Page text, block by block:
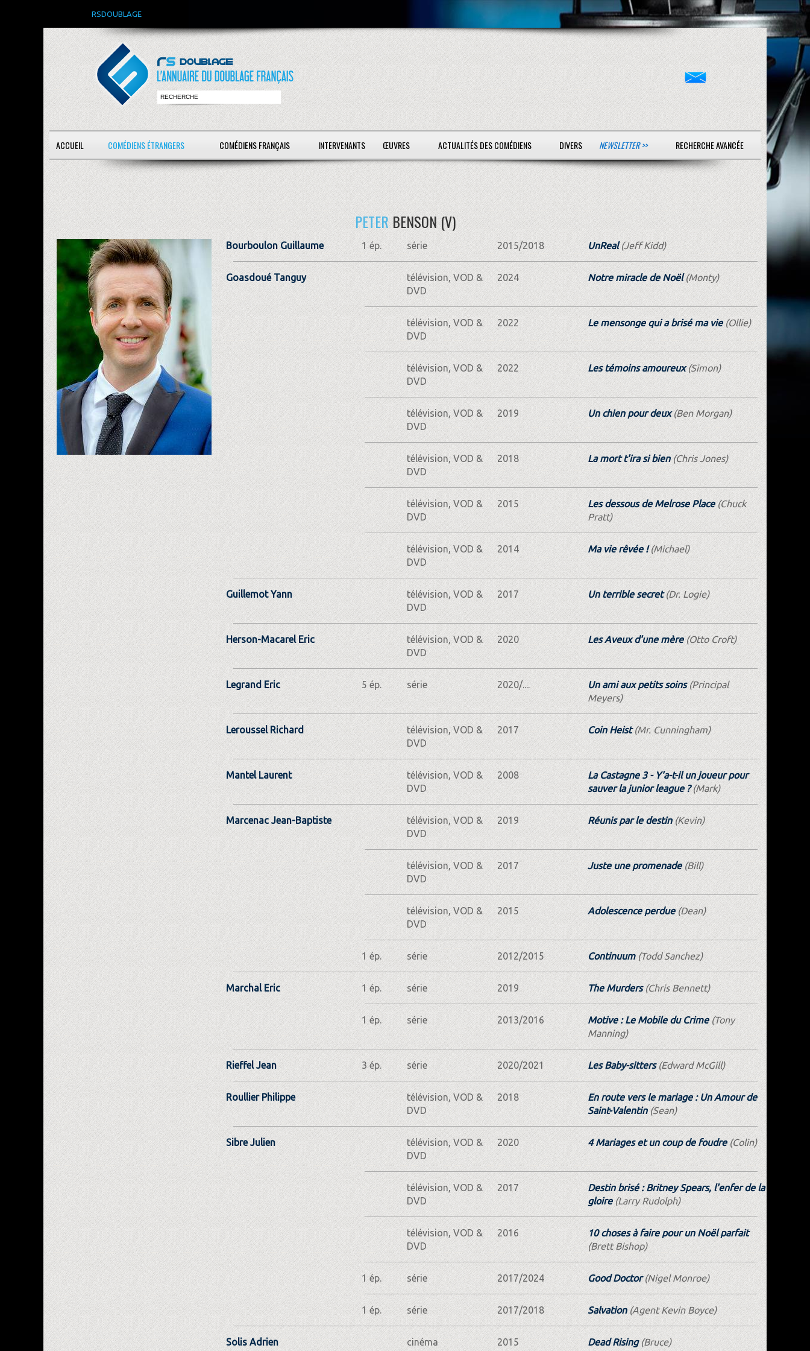
RSDOUBLAGE
ACCUEIL COMÉDIENS ÉTRANGERS COMÉDIENS FRANÇAIS INTERVENANTS ŒUVRES ACTUALITÉS DES COMÉDIENS DIVERS NEWSLETTER >> RECHERCHE AVANCÉE
PETERBENSON (V)
Bourboulon Guillaume 1 ép. série 2015/2018 UnReal(Jeff Kidd)
Goasdoué Tanguy
télévision, VOD &
DVD
2024 Notre miracle de Noël(Monty)
télévision, VOD &
DVD
2022 Le mensonge qui a brisé ma vie(Ollie)
télévision, VOD &
DVD
2022 Les témoins amoureux(Simon)
télévision, VOD &
DVD
2019 Un chien pour deux(Ben Morgan)
télévision, VOD &
DVD
2018 La mort t'ira si bien(Chris Jones)
télévision, VOD &
DVD
2015 Les dessous de Melrose Place(Chuck
Pratt)
télévision, VOD &
DVD
2014 Ma vie rêvée !(Michael)
Guillemot Yann
télévision, VOD &
DVD
2017 Un terrible secret(Dr. Logie)
Herson-Macarel Eric
télévision, VOD &
DVD
2020 Les Aveux d'une mère(Otto Croft)
Legrand Eric 5 ép. série 2020/.... Un ami aux petits soins(Principal
Meyers)
Leroussel Richard
télévision, VOD &
DVD
2017 Coin Heist(Mr. Cunningham)
Mantel Laurent
télévision, VOD &
DVD
2008
La Castagne 3 - Y'a-t-il un joueur pour
sauver la junior league ?(Mark)
Marcenac Jean-Baptiste
télévision, VOD &
DVD
2019 Réunis par le destin(Kevin)
télévision, VOD &
DVD
2017 Juste une promenade(Bill)
télévision, VOD &
DVD
2015 Adolescence perdue(Dean)
1 ép. série 2012/2015 Continuum(Todd Sanchez)
Marchal Eric 1 ép. série 2019 The Murders(Chris Bennett)
1 ép. série 2013/2016 Motive : Le Mobile du Crime(Tony
Manning)
Rieffel Jean 3 ép. série 2020/2021 Les Baby-sitters(Edward McGill)
Roullier Philippe
télévision, VOD &
DVD
2018
En route vers le mariage : Un Amour de
Saint-Valentin(Sean)
Sibre Julien
télévision, VOD &
DVD
2020 4 Mariages et un coup de foudre(Colin)
télévision, VOD &
DVD
2017
Destin brisé : Britney Spears, l'enfer de la
gloire(Larry Rudolph)
télévision, VOD &
DVD
2016
10 choses à faire pour un Noël parfait
(Brett Bishop)
1 ép. série 2017/2024 Good Doctor(Nigel Monroe)
1 ép. série 2017/2018 Salvation(Agent Kevin Boyce)
Solis Adrien cinéma 2015 Dead Rising(Bruce)